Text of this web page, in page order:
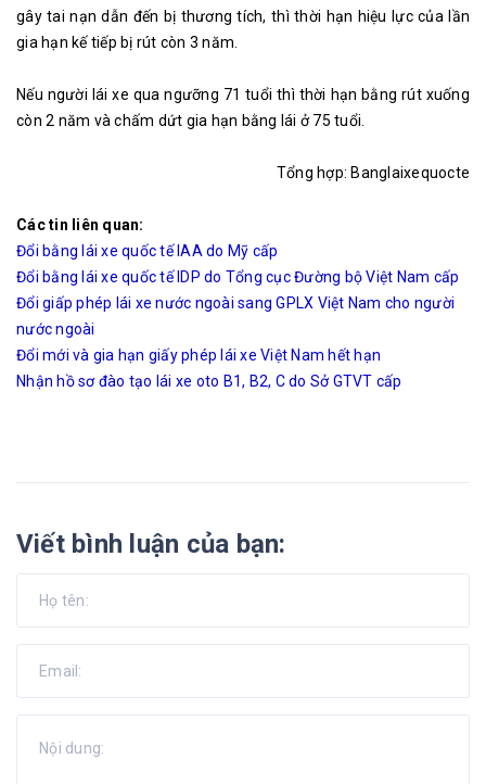
gây tai nạn dẫn đến bị thương tích, thì thời hạn hiệu lực của lần
gia hạn kế tiếp bị rút còn 3 năm.
Nếu người lái xe qua ngưỡng 71 tuổi thì thời hạn bằng rút xuống
còn 2 năm và chấm dứt gia hạn bằng lái ở 75 tuổi.
Tổng hợp: Banglaixequocte
Các tin liên quan:
Đổi bằng lái xe quốc tế IAA do Mỹ cấp
Đổi bằng lái xe quốc tế IDP do Tổng cục Đường bộ Việt Nam cấp
Đổi giấp phép lái xe nước ngoài sang GPLX Việt Nam cho người
nước ngoài
Đổi mới và gia hạn giấy phép lái xe Việt Nam hết hạn
Nhận hồ sơ đào tạo lái xe oto B1, B2, C do Sở GTVT cấp
Viết bình luận của bạn: